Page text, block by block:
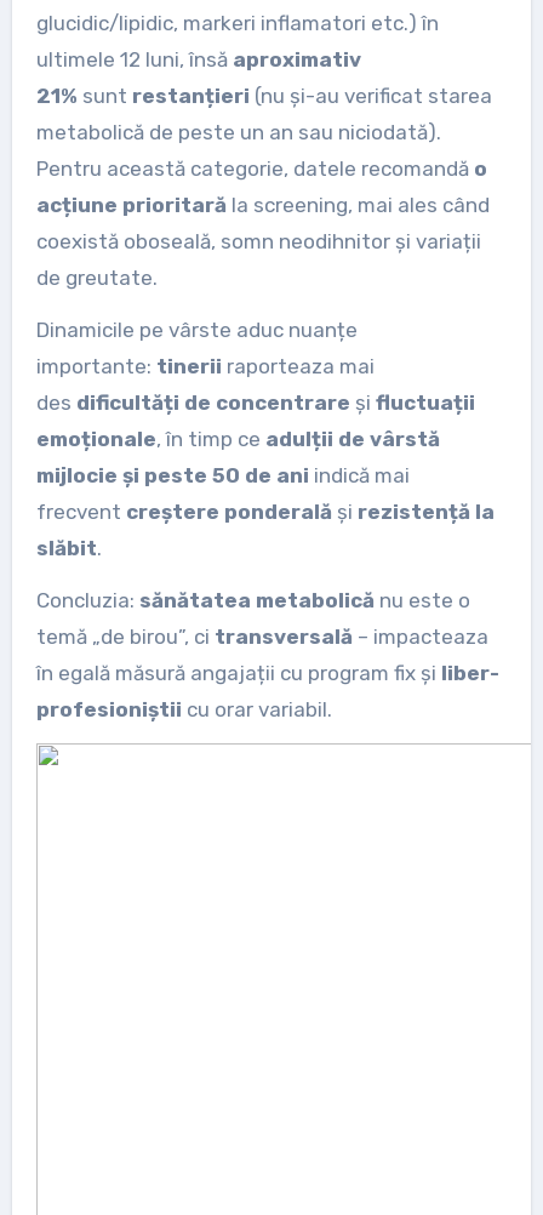
glucidic/lipidic, markeri inflamatori etc.) în
ultimele 12 luni, însă aproximativ
21% sunt restanțieri (nu și-au verificat starea
metabolică de peste un an sau niciodată).
Pentru această categorie, datele recomandă o
acțiune prioritară la screening, mai ales când
coexistă oboseală, somn neodihnitor și variații
de greutate.
Dinamicile pe vârste aduc nuanțe
importante: tinerii raporteaza mai
des dificultăți de concentrare și fluctuații
emoționale, în timp ce adulții de vârstă
mijlocie și peste 50 de ani indică mai
frecvent creștere ponderală și rezistență la
slăbit.
Concluzia: sănătatea metabolică nu este o
temă „de birou”, ci transversală – impacteaza
în egală măsură angajații cu program fix și liber-
profesioniștii cu orar variabil.